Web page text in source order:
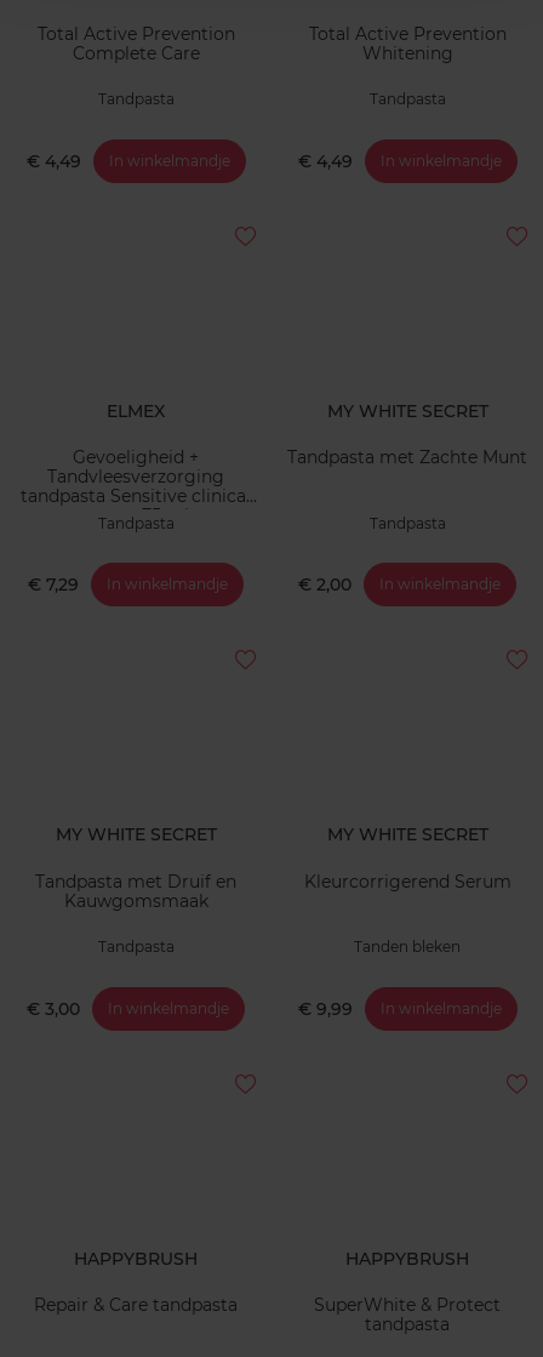
Total Active Prevention
Complete Care
Tandpasta
€ 4,49 In winkelmandje
Total Active Prevention
Whitening
Tandpasta
€ 4,49 In winkelmandje
ELMEX
Gevoeligheid +
Tandvleesverzorging
tandpasta Sensitive clinical
expert 75 ml
Tandpasta
€ 7,29 In winkelmandje
MY WHITE SECRET
Tandpasta met Zachte Munt
Tandpasta
€ 2,00 In winkelmandje
MY WHITE SECRET
Tandpasta met Druif en
Kauwgomsmaak
Tandpasta
€ 3,00 In winkelmandje
MY WHITE SECRET
Kleurcorrigerend Serum
Tanden bleken
€ 9,99 In winkelmandje
HAPPYBRUSH
Repair & Care tandpasta
HAPPYBRUSH
SuperWhite & Protect
tandpasta